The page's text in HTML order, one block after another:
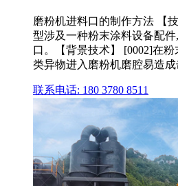
磨粉机进料口的制作方法 【
型涉及一种粉末涂料设备配
口。【背景技术】 [0002]在
类异物进入磨粉机磨腔易造成
联系电话: 180 3780 8511